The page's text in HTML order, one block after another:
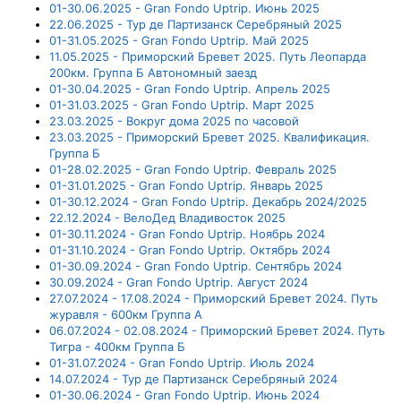
01-30.06.2025 - Gran Fondo Uptrip. Июнь 2025
22.06.2025 - Тур де Партизанск Серебряный 2025
01-31.05.2025 - Gran Fondo Uptrip. Май 2025
11.05.2025 - Приморский Бревет 2025. Путь Леопарда
200км. Группа Б Автономный заезд
01-30.04.2025 - Gran Fondo Uptrip. Апрель 2025
01-31.03.2025 - Gran Fondo Uptrip. Март 2025
23.03.2025 - Вокруг дома 2025 по часовой
23.03.2025 - Приморский Бревет 2025. Квалификация.
Группа Б
01-28.02.2025 - Gran Fondo Uptrip. Февраль 2025
01-31.01.2025 - Gran Fondo Uptrip. Январь 2025
01-30.12.2024 - Gran Fondo Uptrip. Декабрь 2024/2025
22.12.2024 - ВелоДед Владивосток 2025
01-30.11.2024 - Gran Fondo Uptrip. Ноябрь 2024
01-31.10.2024 - Gran Fondo Uptrip. Октябрь 2024
01-30.09.2024 - Gran Fondo Uptrip. Сентябрь 2024
30.09.2024 - Gran Fondo Uptrip. Август 2024
27.07.2024 - 17.08.2024 - Приморский Бревет 2024. Путь
журавля - 600км Группа А
06.07.2024 - 02.08.2024 - Приморский Бревет 2024. Путь
Тигра - 400км Группа Б
01-31.07.2024 - Gran Fondo Uptrip. Июль 2024
14.07.2024 - Тур де Партизанск Серебряный 2024
01-30.06.2024 - Gran Fondo Uptrip. Июнь 2024